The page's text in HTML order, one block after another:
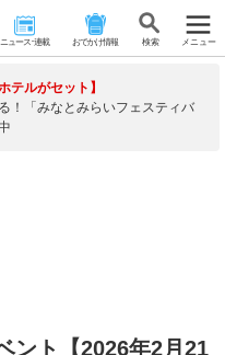
ニュース･連載 おでかけ情報 検 索 メニュー
テルがセット】
！「みなとみらいフェスティバ
ント【2026年2月21